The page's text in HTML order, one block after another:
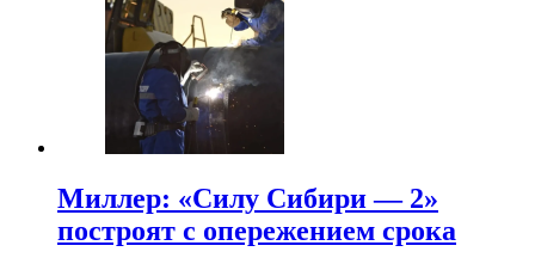
Миллер: «Силу Сибири — 2»
построят с опережением срока